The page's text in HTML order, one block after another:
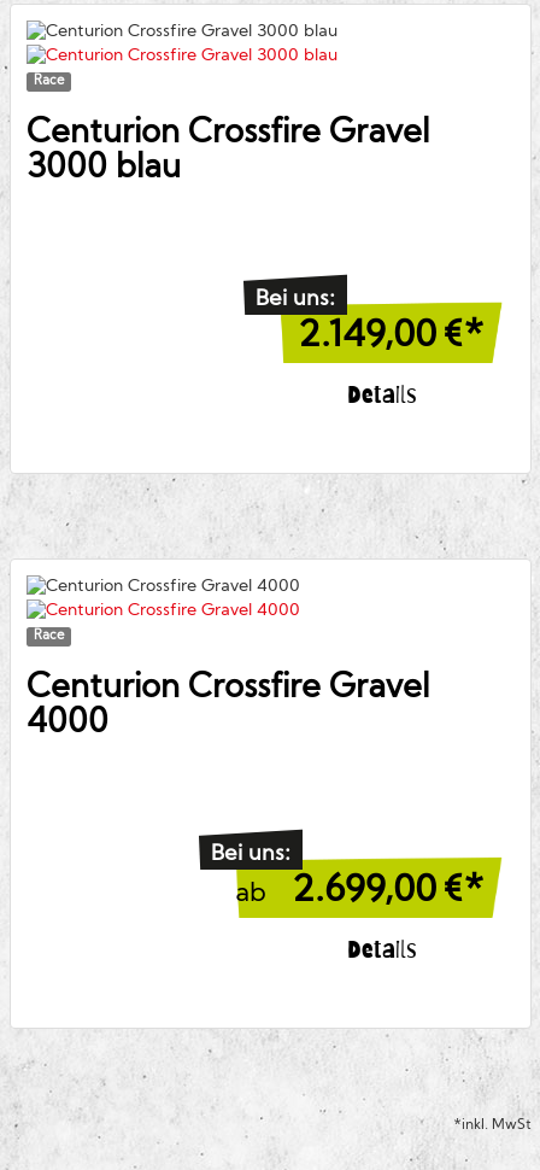
Race
CenturionCrossfire Gravel
3000 blau
Bei uns:
2.149,00 €*
Details
Race
CenturionCrossfire Gravel
4000
Bei uns:
ab 2.699,00 €*
Details
*inkl. MwSt